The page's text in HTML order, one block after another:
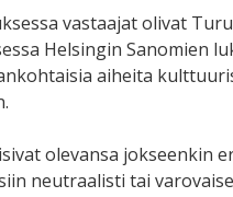
vastaajat olivat
Helsingin Sanomien
aiheita
olevansa jokseenkin
neutraalisti tai